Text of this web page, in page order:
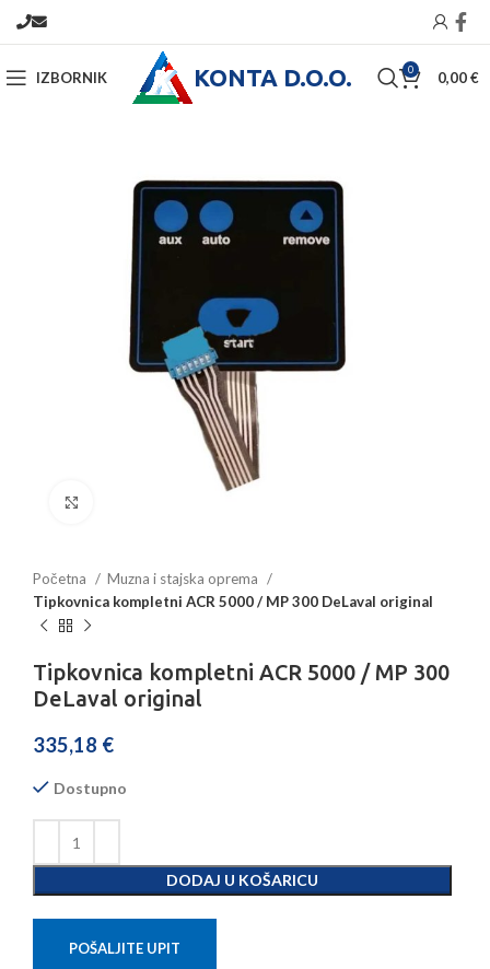
IZBORNIK KONTA D.O.O. 0 0,00€
Početna
Muzna i stajska oprema
Tipkovnica kompletni ACR 5000 / MP 300 DeLaval original
Tipkovnica kompletni ACR 5000 / MP 300
DeLaval original
335,18 €
Dostupno
DODAJ U KOŠARICU
POŠALJITE UPIT